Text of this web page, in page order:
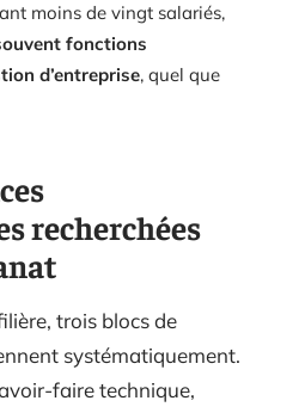
moins de vingt salariés,
fonctions
d’entreprise, quel que
recherchées
trois blocs de
systématiquement.
faire technique,